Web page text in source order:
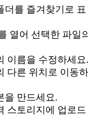
더를 즐겨찾기로 표
열어 선택한 파일
이름을 수정하세요.
다른 위치로 이동하
을 만드세요.
스토리지에 업로드